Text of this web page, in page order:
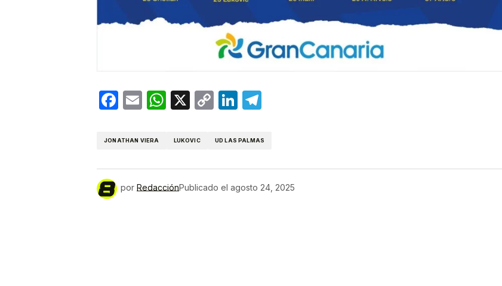
Facebook
EmailWhatsApp
X
CopyLinkedIn
JONATHAN VIERA LUKOVIC UD LAS PALMAS
por RedacciónPublicado el agosto 24, 2025